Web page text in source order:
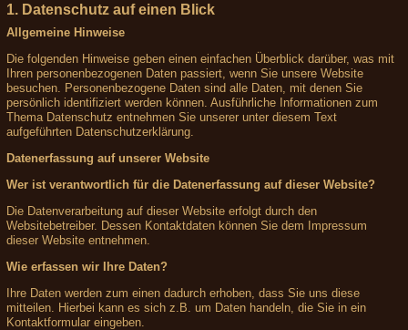
1. Datenschutz auf einen Blick
Allgemeine Hinweise
Die folgenden Hinweise geben einen einfachen Überblick darüber, was mit
Ihren personenbezogenen Daten passiert, wenn Sie unsere Website
besuchen. Personenbezogene Daten sind alle Daten, mit denen Sie
persönlich identifiziert werden können. Ausführliche Informationen zum
Thema Datenschutz entnehmen Sie unserer unter diesem Text
aufgeführten Datenschutzerklärung.
Datenerfassung auf unserer Website
Wer ist verantwortlich für die Datenerfassung auf dieser Website?
Die Datenverarbeitung auf dieser Website erfolgt durch den
Websitebetreiber. Dessen Kontaktdaten können Sie dem Impressum
dieser Website entnehmen.
Wie erfassen wir Ihre Daten?
Ihre Daten werden zum einen dadurch erhoben, dass Sie uns diese
mitteilen. Hierbei kann es sich z.B. um Daten handeln, die Sie in ein
Kontaktformular eingeben.